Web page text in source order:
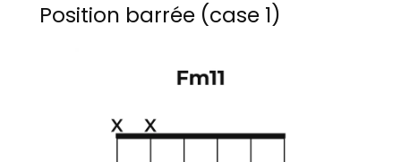
Position barrée (case 1)